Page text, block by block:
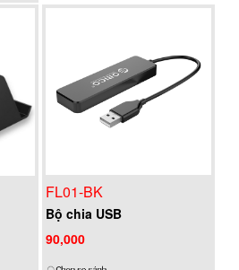
FL01-BK
Bộ chia USB
90,000